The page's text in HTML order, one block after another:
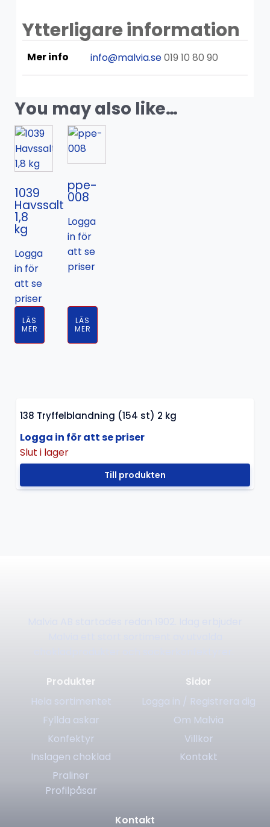
Ytterligare information
Mer info info@malvia.se019 10 80 90
You may also like…
1039
Havssalt
1,8
kg
Logga
in för
att se
priser
LÄS
MER
ppe-
008
Logga
in för
att se
priser
LÄS
MER
138 Tryffelblandning (154 st) 2 kg
Logga in för att se priser
Slut i lager
Till produkten
Produkter
Hela sortimentet
Fyllda askar
Konfektyr
Inslagen choklad
Praliner
Profilpåsar
Sidor
Logga in / Registrera dig
Om Malvia
Villkor
Kontakt
Kontakt